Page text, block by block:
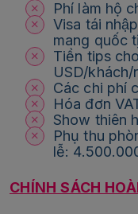
Phí làm hộ
Visa tái
mang quốc
Tiền tips
USD/khách/
Các chi phí
Hóa đơn
Show thiên
Phụ thu
lễ:
CHÍNH SÁCH